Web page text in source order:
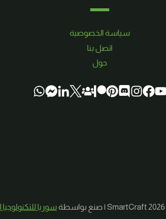
سياسة الخصوصية
اتصل بنا
حول
سوريا للتكنولوجيا